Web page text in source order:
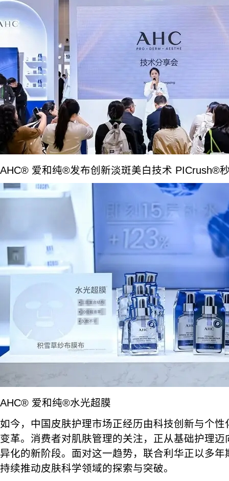
AHC® 爱和纯®发布创新淡斑美白技术 PICrush®
AHC® 爱和纯®水光超膜
如今，中国皮肤护理市场正经历由科技创新与个
变革。消费者对肌肤管理的关注，正从基础护理
异化的新阶段。面对这一趋势，联合利华正以多
持续推动皮肤科学领域的探索与突破。